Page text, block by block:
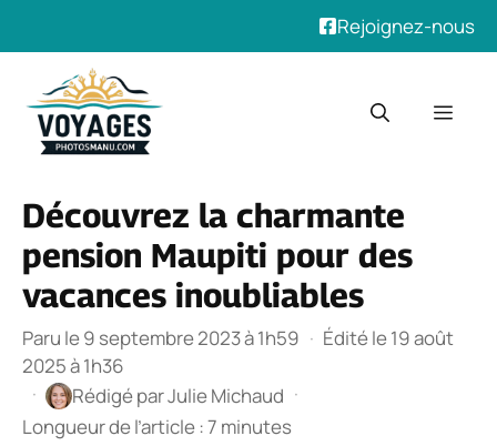
Rejoignez-nous
contenu
Découvrez la charmante
pension Maupiti pour des
vacances inoubliables
Paru le 9 septembre 2023 à 1h59 · Édité le 19 août
2025 à 1h36
·
Rédigé parJulie Michaud ·
Longueur de l’article : 7 minutes